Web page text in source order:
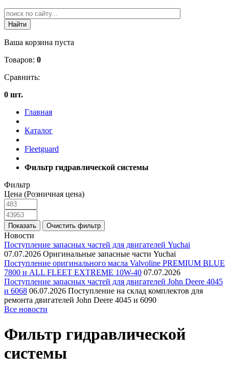
Ваша корзина пуста
Товаров: 0
Сравнить:
0 шт.
Главная
Каталог
Fleetguard
Фильтр гидравлической системы
Фильтр
Цена (Розничная цена)
Новости
Поступление запасных частей для двигателей Yuchai
07.07.2026 Оригинальные запасные части Yuchai
Поступление оригинального масла Valvoline PREMIUM BLUE
7800 и ALL FLEET EXTREME 10W-40 07.07.2026
Поступление запасных частей для двигателей John Deere 4045
и 6068 06.07.2026 Поступление на склад комплектов для
ремонта двигателей John Deere 4045 и 6090
Все новости
Фильтр гидравлической
системы